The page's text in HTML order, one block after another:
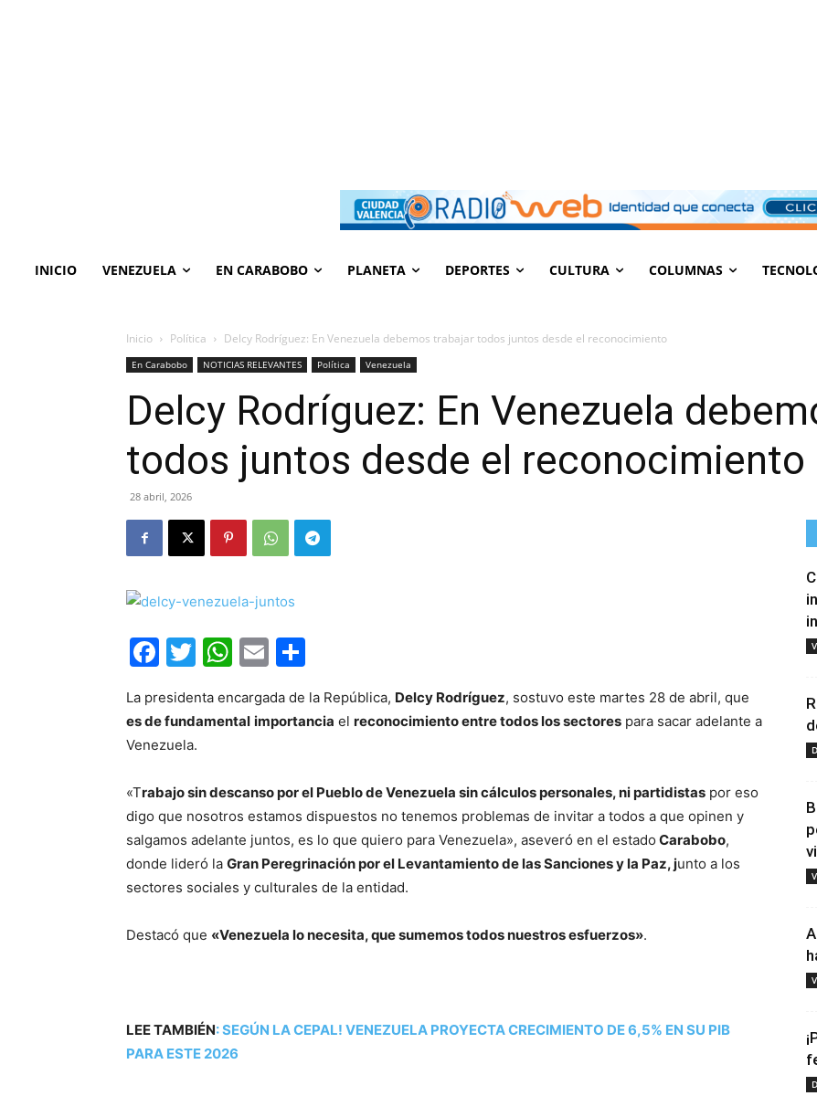
INICIO VENEZUELA EN CARABOBO PLANETA DEPORTES CULTURA COLUMNAS
Inicio Política Delcy Rodríguez: En Venezuela debemos trabajar todos juntos desde el reconocimiento
En Carabobo NOTICIAS RELEVANTES Política Venezuela
Delcy Rodríguez: En Venezuela
todos juntos desde el reconocimiento
28 abril, 2026
Facebook
Twitter
WhatsApp
Email
La presidenta encargada de la República, Delcy Rodríguez, sostuvo este martes 28 de abril, que
es de fundamental importancia el reconocimiento entre todos los sectores para sacar adelante a
Venezuela.
«Trabajo sin descanso por el Pueblo de Venezuela sin cálculos personales, ni partidistas por eso
digo que nosotros estamos dispuestos no tenemos problemas de invitar a todos a que opinen y
salgamos adelante juntos, es lo que quiero para Venezuela», aseveró en el estado Carabobo,
donde lideró la Gran Peregrinación por el Levantamiento de las Sanciones y la Paz, junto a los
sectores sociales y culturales de la entidad.
Destacó que «Venezuela lo necesita, que sumemos todos nuestros esfuerzos».
LEE TAMBIÉN:SEGÚN LA CEPAL! VENEZUELA PROYECTA CRECIMIENTO DE 6,5% EN SU PIB
PARA ESTE 2026